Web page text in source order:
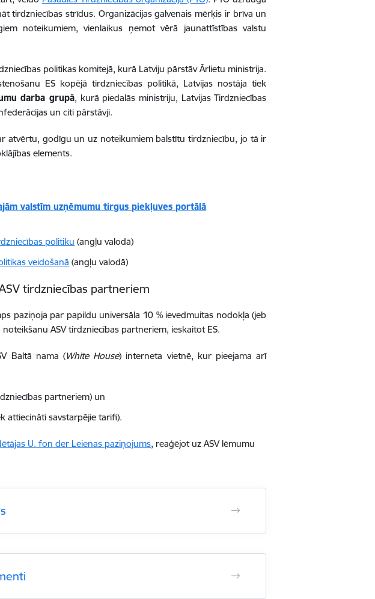
tirdzniecības strīdus. Organizācijas galvenais mērķis ir brīva un
noteikumiem, vienlaikus ņemot vērā jaunattīstības valstu
politikas komitejā, kurā Latviju pārstāv Ārlietu ministrija.
ES kopējā tirdzniecības politikā, Latvijas nostāja tiek
darba grupā, kurā piedalās ministriju, Latvijas Tirdzniecības
unciti pārstāvji.
atvērtu, godīgu un uz noteikumiem balstītu tirdzniecību, jo tā ir
elements.
valstīm uzņēmumu tirgus piekļuves portālā
politiku (angļu valodā)
veidošanā (angļu valodā)
tirdzniecības partneriem
paziņoja par papildu universāla 10 % ievedmuitas nodokļa (jeb
ASV tirdzniecības partneriem, ieskaitot ES.
Baltā nama (White House) interneta vietnē, kur pieejama arī
partneriem) un
attiecināti savstarpējie tarifi).
U. fon der Leienas paziņojums, reaģējot uz ASV lēmumu